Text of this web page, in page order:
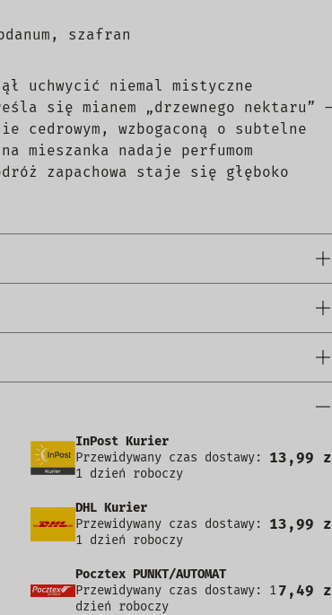
szafran
uchwycić niemal mistyczne
się mianem „drzewnego nektaru” –
cedrowym, wzbogaconą o subtelne
mieszanka nadaje perfumom
zapachowa staje się głęboko
InPost Kurier
Przewidywany czas dostawy:
1 dzień roboczy
13,99
DHL Kurier
Przewidywany czas dostawy:
1 dzień roboczy
13,99
Pocztex PUNKT/AUTOMAT
Przewidywany czas dostawy: 1
dzień roboczy
7,49